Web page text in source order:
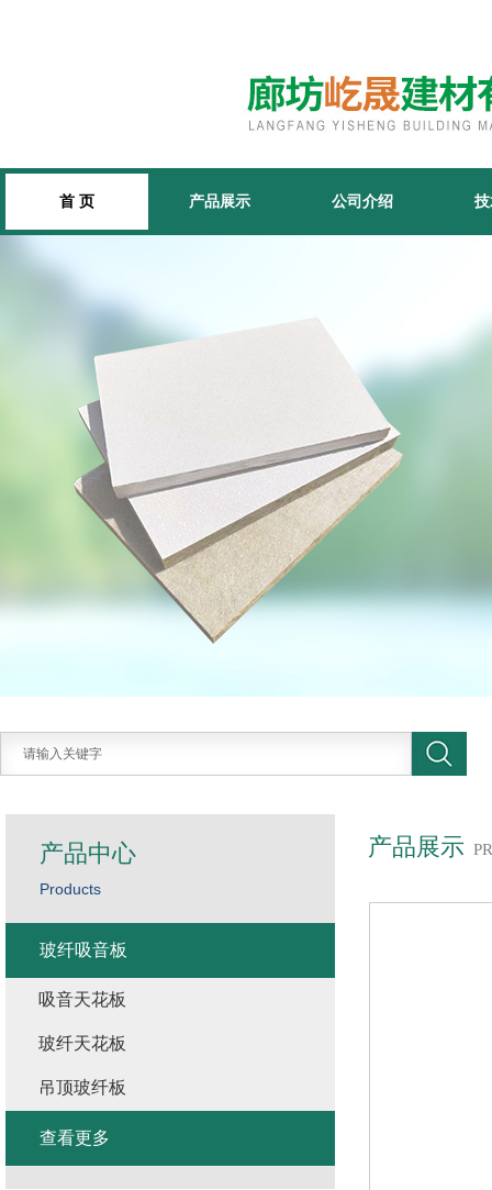
首 页 产品展示 公司介绍
产品展示
产品中心
Products
玻纤吸音板
吸音天花板
玻纤天花板
吊顶玻纤板
查看更多